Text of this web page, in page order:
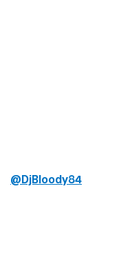
@DjBloody84